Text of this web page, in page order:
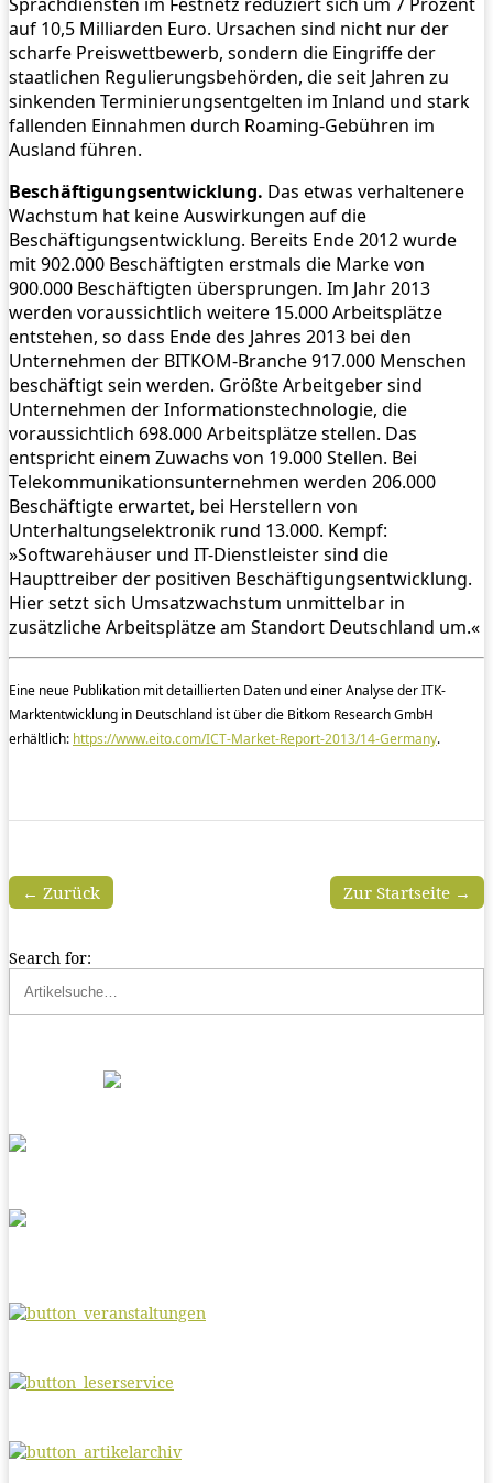
Sprachdiensten im Festnetz reduziert sich um 7 Prozent
auf 10,5 Milliarden Euro. Ursachen sind nicht nur der
scharfe Preiswettbewerb, sondern die Eingriffe der
staatlichen Regulierungsbehörden, die seit Jahren zu
sinkenden Terminierungsentgelten im Inland und stark
fallenden Einnahmen durch Roaming-Gebühren im
Ausland führen.
Beschäftigungsentwicklung. Das etwas verhaltenere
Wachstum hat keine Auswirkungen auf die
Beschäftigungsentwicklung. Bereits Ende 2012 wurde
mit 902.000 Beschäftigten erstmals die Marke von
900.000 Beschäftigten übersprungen. Im Jahr 2013
werden voraussichtlich weitere 15.000 Arbeitsplätze
entstehen, so dass Ende des Jahres 2013 bei den
Unternehmen der BITKOM-Branche 917.000 Menschen
beschäftigt sein werden. Größte Arbeitgeber sind
Unternehmen der Informationstechnologie, die
voraussichtlich 698.000 Arbeitsplätze stellen. Das
entspricht einem Zuwachs von 19.000 Stellen. Bei
Telekommunikationsunternehmen werden 206.000
Beschäftigte erwartet, bei Herstellern von
Unterhaltungselektronik rund 13.000. Kempf:
»Softwarehäuser und IT-Dienstleister sind die
Haupttreiber der positiven Beschäftigungsentwicklung.
Hier setzt sich Umsatzwachstum unmittelbar in
zusätzliche Arbeitsplätze am Standort Deutschland um.«
Eine neue Publikation mit detaillierten Daten und einer Analyse der ITK-
Marktentwicklung in Deutschland ist über die Bitkom Research GmbH
erhältlich: https://www.eito.com/ICT-Market-Report-2013/14-Germany.
Zur Startseite →
← Zurück
Search for: